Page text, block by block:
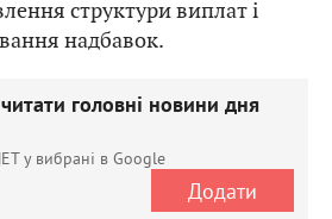
структури виплат і
надбавок.
головні новини дня
у вибрані в Google
Додати